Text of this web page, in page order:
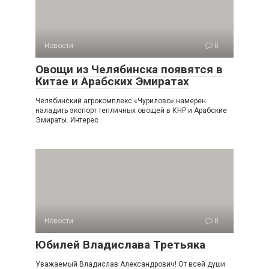
Новости 0
Овощи из Челябинска появятся в
Китае и Арабских Эмиратах
Челябинский агрокомплекс «Чурилово» намерен
наладить экспорт тепличных овощей в КНР и Арабские
Эмираты. Интерес
Новости 0
Юбилей Владислава Третьяка
Уважаемый Владислав Александрович! От всей души